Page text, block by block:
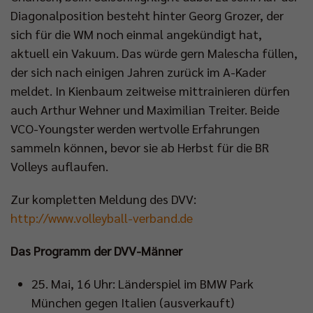
Diagonalposition besteht hinter Georg Grozer, der
sich für die WM noch einmal angekündigt hat,
aktuell ein Vakuum. Das würde gern Malescha füllen,
der sich nach einigen Jahren zurück im A-Kader
meldet. In Kienbaum zeitweise mittrainieren dürfen
auch Arthur Wehner und Maximilian Treiter. Beide
VCO-Youngster werden wertvolle Erfahrungen
sammeln können, bevor sie ab Herbst für die BR
Volleys auflaufen.
Zur kompletten Meldung des DVV:
http://www.volleyball-verband.de
Das Programm der DVV-Männer
25. Mai, 16 Uhr: Länderspiel im BMW Park
München gegen Italien (ausverkauft)